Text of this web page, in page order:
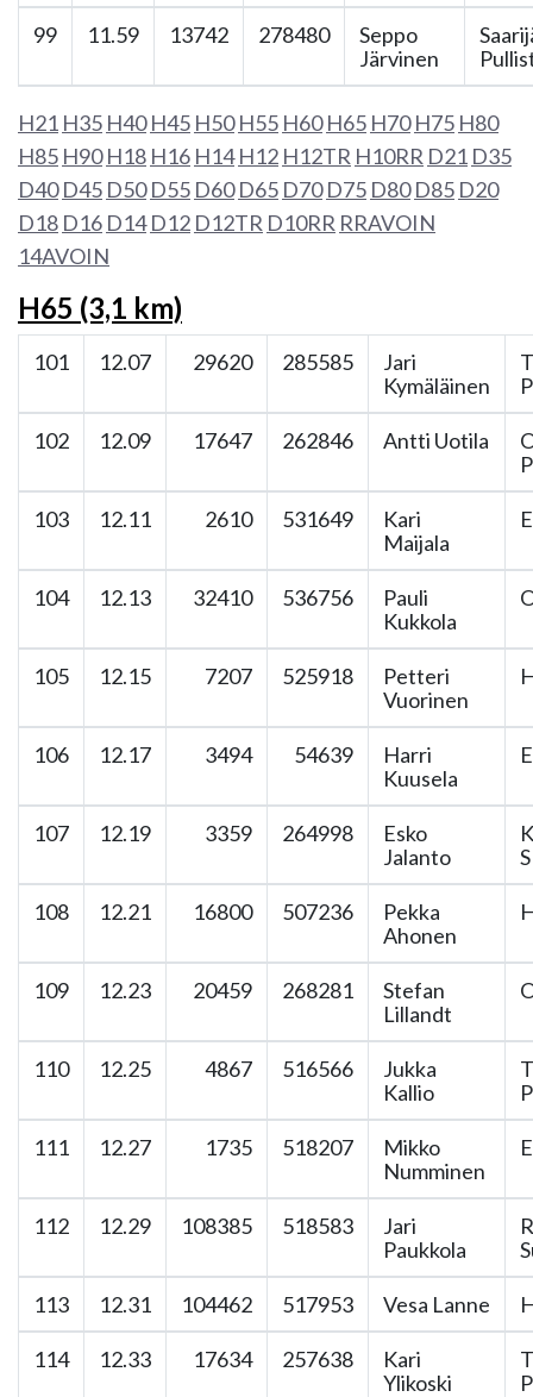
99 11.59 13742 278480
Seppo
Järvinen
H21 H35 H40 H45 H50 H55 H60 H65 H70 H75 H80
H85 H90 H18 H16 H14 H12 H12TR H10RR D21 D35
D40 D45 D50 D55 D60 D65 D70 D75 D80 D85 D20
D18 D16 D14 D12 D12TR D10RR RRAVOIN
14AVOIN
H65 (3,1 km)
101 12.07 29620 285585
Jari
Kymäläinen
102 12.09 17647 262846 Antti Uotila
103 12.11 2610 531649
Kari
Maijala
104 12.13 32410 536756
Pauli
Kukkola
105 12.15 7207 525918
Petteri
Vuorinen
106 12.17 3494 54639
Harri
Kuusela
107 12.19 3359 264998
Esko
Jalanto
108 12.21 16800 507236
Pekka
Ahonen
109 12.23 20459 268281
Stefan
Lillandt
110 12.25 4867 516566
Jukka
Kallio
111 12.27 1735 518207
Mikko
Numminen
112 12.29 108385 518583
Jari
Paukkola
113 12.31 104462 517953 Vesa Lanne
114 12.33 17634 257638
Kari
Ylikoski